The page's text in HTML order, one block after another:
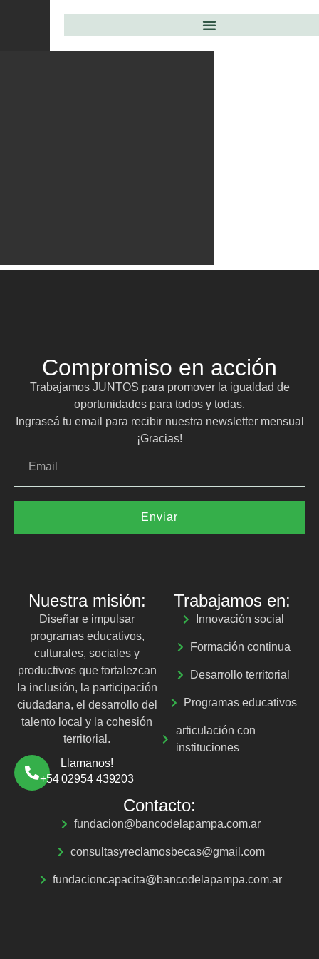
Compromiso en acción
Trabajamos JUNTOS para promover la igualdad de
oportunidades para todos y todas.
Ingraseá tu email para recibir nuestra newsletter mensual
¡Gracias!
Enviar
Nuestra misión:
Diseñar e impulsar
programas educativos,
culturales, sociales y
productivos que fortalezcan
la inclusión, la participación
ciudadana, el desarrollo del
talento local y la cohesión
territorial.
Llamanos!
+54 02954 439203
Trabajamos en:
Innovación social
Formación continua
Desarrollo territorial
Programas educativos
articulación con
instituciones
Contacto:
fundacion@bancodelapampa.com.ar
consultasyreclamosbecas@gmail.com
fundacioncapacita@bancodelapampa.com.ar